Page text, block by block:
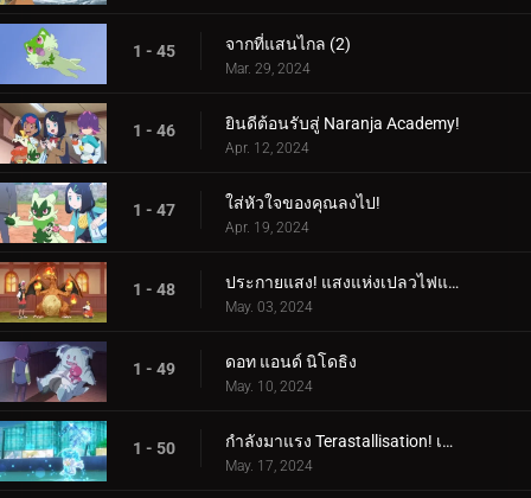
1 - 45 จากที่แสนไกล (2)
Mar. 29, 2024
1 - 46 ยินดีต้อนรับสู่ Naranja Academy!
Apr. 12, 2024
1 - 47 ใส่หัวใจของคุณลงไป!
Apr. 19, 2024
1 - 48 ประกายแสง! แสงแห่งเปลวไฟและศิลปะ!
May. 03, 2024
1 - 49 ดอท แอนด์ นิโดธิง
May. 10, 2024
1 - 50 กำลังมาแรง Terastallisation! เต้น เต้น Quaxly!
May. 17, 2024